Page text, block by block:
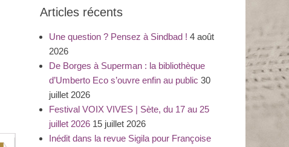
Articles récents
Une question ? Pensez à Sindbad ! 4 août
2026
De Borges à Superman : la bibliothèque
d’Umberto Eco s’ouvre enfin au public 30
juillet 2026
Festival VOIX VIVES | Sète, du 17 au 25
juillet 2026 15 juillet 2026
Inédit dans la revue Sigila pour Françoise